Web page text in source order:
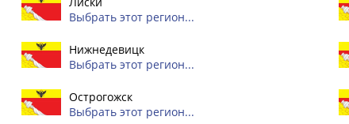
Выбрать этот регион...
Нижнедевицк
Выбрать этот регион...
Острогожск
Выбрать этот регион...